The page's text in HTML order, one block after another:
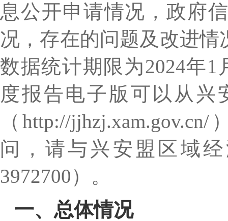
息公开申请情况，政府
况，存在的问题及改进
数据统计期限为2024年1
度报告电子版可以从 兴
（ http://jjhzj.xam.gov.cn/
问，请与兴安盟区域
3972700）。
一、总体情况